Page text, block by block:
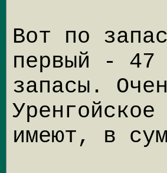
Вот по
первый - 47
запасы.
имеют, в